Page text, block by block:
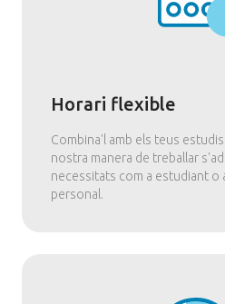
Horari flexible
Combina'l amb els teus
nostra manera de treballar
necessitats com a estudiant o
personal.